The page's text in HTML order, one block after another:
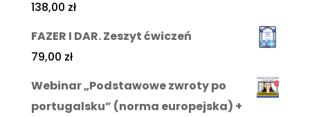
138,00 zł
FAZER I DAR. Zeszyt ćwiczeń
79,00 zł
Webinar „Podstawowe zwroty po
portugalsku” (norma europejska) +